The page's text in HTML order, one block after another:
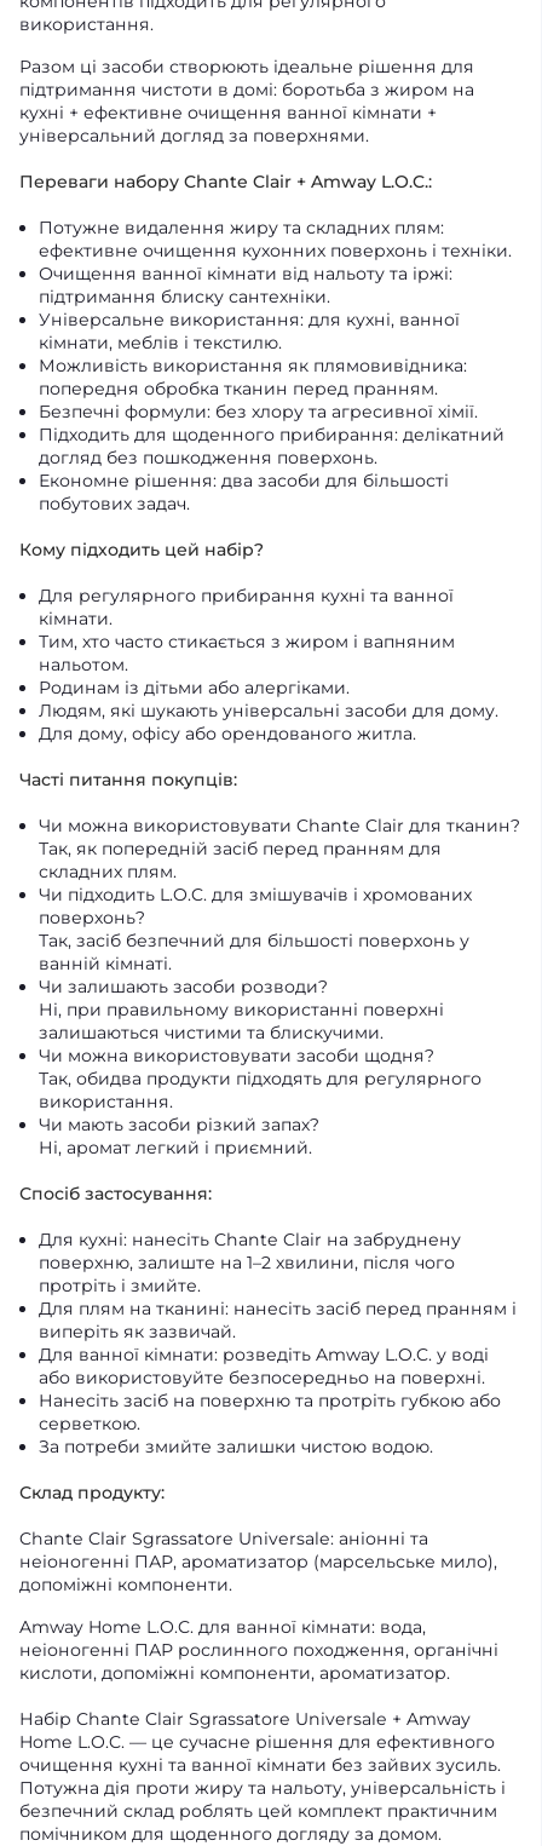
використання.
Разом ці засоби створюють ідеальне рішення для
підтримання чистоти в домі: боротьба з жиром на
кухні + ефективне очищення ванної кімнати +
універсальний догляд за поверхнями.
Переваги набору Chante Clair + Amway L.O.C.:
Потужне видалення жиру та складних плям:
ефективне очищення кухонних поверхонь і техніки.
Очищення ванної кімнати від нальоту та іржі:
підтримання блиску сантехніки.
Універсальне використання: для кухні, ванної
кімнати, меблів і текстилю.
Можливість використання як плямовивідника:
попередня обробка тканин перед пранням.
Безпечні формули: без хлору та агресивної хімії.
Підходить для щоденного прибирання: делікатний
догляд без пошкодження поверхонь.
Економне рішення: два засоби для більшості
побутових задач.
Кому підходить цей набір?
Для регулярного прибирання кухні та ванної
кімнати.
Тим, хто часто стикається з жиром і вапняним
нальотом.
Родинам із дітьми або алергіками.
Людям, які шукають універсальні засоби для дому.
Для дому, офісу або орендованого житла.
Часті питання покупців:
Чи можна використовувати Chante Clair для тканин?
Так, як попередній засіб перед пранням для
складних плям.
Чи підходить L.O.C. для змішувачів і хромованих
поверхонь?
Так, засіб безпечний для більшості поверхонь у
ванній кімнаті.
Чи залишають засоби розводи?
Ні, при правильному використанні поверхні
залишаються чистими та блискучими.
Чи можна використовувати засоби щодня?
Так, обидва продукти підходять для регулярного
використання.
Чи мають засоби різкий запах?
Ні, аромат легкий і приємний.
Спосіб застосування:
Для кухні: нанесіть Chante Clair на забруднену
поверхню, залиште на 1–2 хвилини, після чого
протріть і змийте.
Для плям на тканині: нанесіть засіб перед пранням і
виперіть як зазвичай.
Для ванної кімнати: розведіть Amway L.O.C. у воді
або використовуйте безпосередньо на поверхні.
Нанесіть засіб на поверхню та протріть губкою або
серветкою.
За потреби змийте залишки чистою водою.
Склад продукту:
Chante Clair Sgrassatore Universale: аніонні та
неіоногенні ПАР, ароматизатор (марсельське мило),
допоміжні компоненти.
Amway Home L.O.C. для ванної кімнати: вода,
неіоногенні ПАР рослинного походження, органічні
кислоти, допоміжні компоненти, ароматизатор.
Набір Chante Clair Sgrassatore Universale + Amway
Home L.O.C. — це сучасне рішення для ефективного
очищення кухні та ванної кімнати без зайвих зусиль.
Потужна дія проти жиру та нальоту, універсальність і
безпечний склад роблять цей комплект практичним
помічником для щоденного догляду за домом.